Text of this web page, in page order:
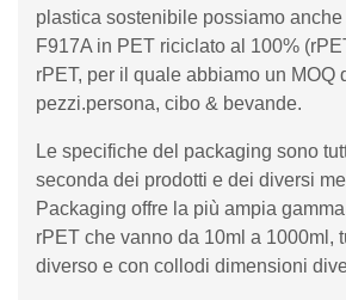
plastica sostenibile possiamo
F917A in PET riciclato al 100%
rPET, per il quale abbiamo un MOQ
pezzi.persona, cibo & bevande.
Le specifiche del packaging sono
seconda dei prodotti e dei diversi
Packaging offre la più ampia
rPET che vanno da 10ml a 1000ml,
diverso e con collodi dimensioni